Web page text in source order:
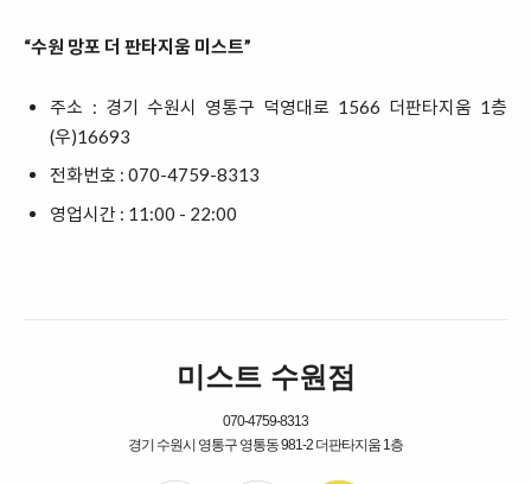
“수원 망포 더 판타지움 미스트”
주소 : 경기 수원시 영통구 덕영대로 1566 더판타지움 1층
(우)16693
전화번호 : 070-4759-8313
영업시간 : 11:00 - 22:00